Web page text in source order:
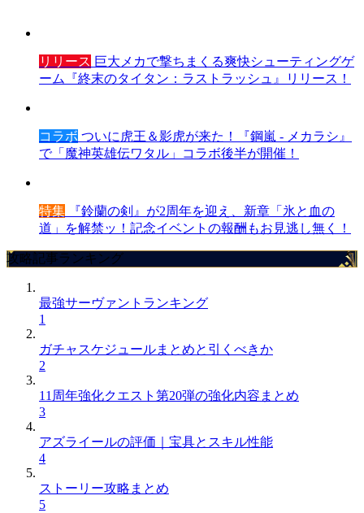
リリース 巨大メカで撃ちまくる爽快シューティングゲ
ーム『終末のタイタン：ラストラッシュ』リリース！
コラボ ついに虎王＆影虎が来た！『鋼嵐 - メカラシ』
で「魔神英雄伝ワタル」コラボ後半が開催！
特集 『鈴蘭の剣』が2周年を迎え、新章「氷と血の
道」を解禁ッ！記念イベントの報酬もお見逃し無く！
攻略記事ランキング
最強サーヴァントランキング
1
ガチャスケジュールまとめと引くべきか
2
11周年強化クエスト第20弾の強化内容まとめ
3
アズライールの評価｜宝具とスキル性能
4
ストーリー攻略まとめ
5